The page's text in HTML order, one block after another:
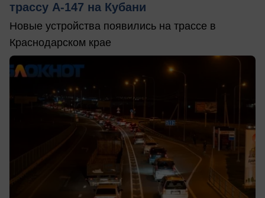
трассу А-147 на Кубани
Новые устройства появились на трассе в
Краснодарском крае